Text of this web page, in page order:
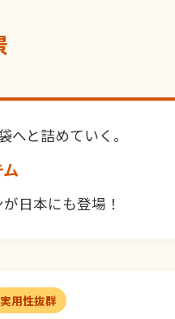
と詰めていく。
日本にも登場！
実用性抜群